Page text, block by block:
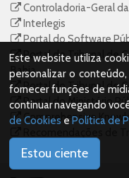
Controladoria-Geral
Interlegis
Portal do Software
Portal do Tribunal de
Bahia
Portal do Tribunal de
Portal do Ministério
Comprehensive
para Prefeituras
Este website utiliza
personalizar o
fornecer funções de
continuar navegando
de Cookies e Política de
Estou ciente